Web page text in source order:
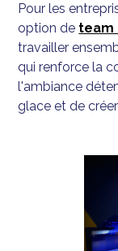
Pour les
option de team
travailler
qui renforce la
l'ambiance
glace et de